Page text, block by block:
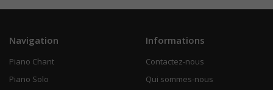
Navigation
Piano Chant
Piano Solo
Informations
Contactez-nous
Qui sommes-nous